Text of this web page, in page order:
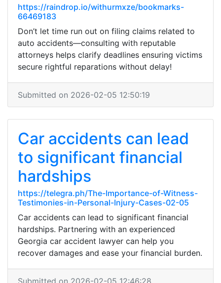
https://raindrop.io/withurmxze/bookmarks-
66469183
Don’t let time run out on filing claims related to
auto accidents—consulting with reputable
attorneys helps clarify deadlines ensuring victims
secure rightful reparations without delay!
Submitted on 2026-02-05 12:50:19
Car accidents can lead
to significant financial
hardships
https://telegra.ph/The-Importance-of-Witness-
Testimonies-in-Personal-Injury-Cases-02-05
Car accidents can lead to significant financial
hardships. Partnering with an experienced
Georgia car accident lawyer can help you
recover damages and ease your financial burden.
Submitted on 2026-02-05 12:46:28